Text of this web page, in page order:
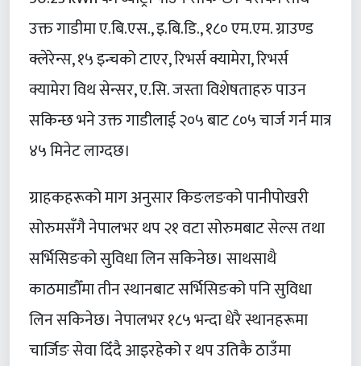
उक्त गाडीमा ए.बि.एस., इ.बि.डि., १८० एम.एम. ग्राउण्ड
क्लेरेन्स, १५ इन्चको टाएर, रिभर्स क्यामेरा, रिभर्स
क्यामेरा विथ सेन्सर, ए.सि. जस्ता विशेषताहरु पाउन
सकिन्छ भने उक्त गाडीलाई २०५ बाट ८०५ चार्ज गर्न मात्र
४५ मिनेट लाग्दछ।
ग्राहकहरूको माग अनुसार किङलङको पानीपोखरी
सोरुमसँगै नेपालभर थप २१ वटा सोरुमबाट सेल्स तथा
सर्भिसिङको सुविधा लिन सकिनेछ। साथसाथै
काठमाडौँमा तीन स्थानबाट सर्भिसिङको पनि सुविधा
लिन सकिनेछ। नेपालभर १८५ भन्दा धेरै स्थानहरूमा
चार्जिङ सेवा दिँदै आइरहेको र थप उतिकै ठाउँमा